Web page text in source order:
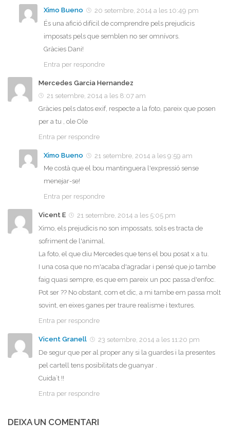
Ximo Bueno
20 setembre, 2014 a les 10:49 pm
És una afició difícil de comprendre pels prejudicis
imposats pels que semblen no ser omnívors.
Gràcies Dani!
Entra per respondre
Mercedes Garcia Hernandez
21 setembre, 2014 a les 8:07 am
Gràcies pels datos exif, respecte a la foto, pareix que posen
per a tu , ole Ole
Entra per respondre
Ximo Bueno
21 setembre, 2014 a les 9:59 am
Me costà que el bou mantinguera l'expressió sense
menejar-se!
Entra per respondre
Vicent E
21 setembre, 2014 a les 5:05 pm
Ximo, els prejudicis no son impossats, sols es tracta de
sofriment de l'animal.
La foto, el que diu Mercedes que tens el bou posat x a tu.
I una cosa que no m'acaba d'agradar i pensé que jo tambe
faig quasi sempre, es que em pareix un poc passa d'enfoc.
Pot ser ?? No obstant, com et dic, a mi tambe em passa molt
sovint, en eixes ganes per traure realisme i textures.
Entra per respondre
Vicent Granell
23 setembre, 2014 a les 11:20 pm
De segur que per al proper any si la guardes i la presentes
pel cartell tens posibilitats de guanyar .
Cuida´t !!
Entra per respondre
DEIXA UN COMENTARI